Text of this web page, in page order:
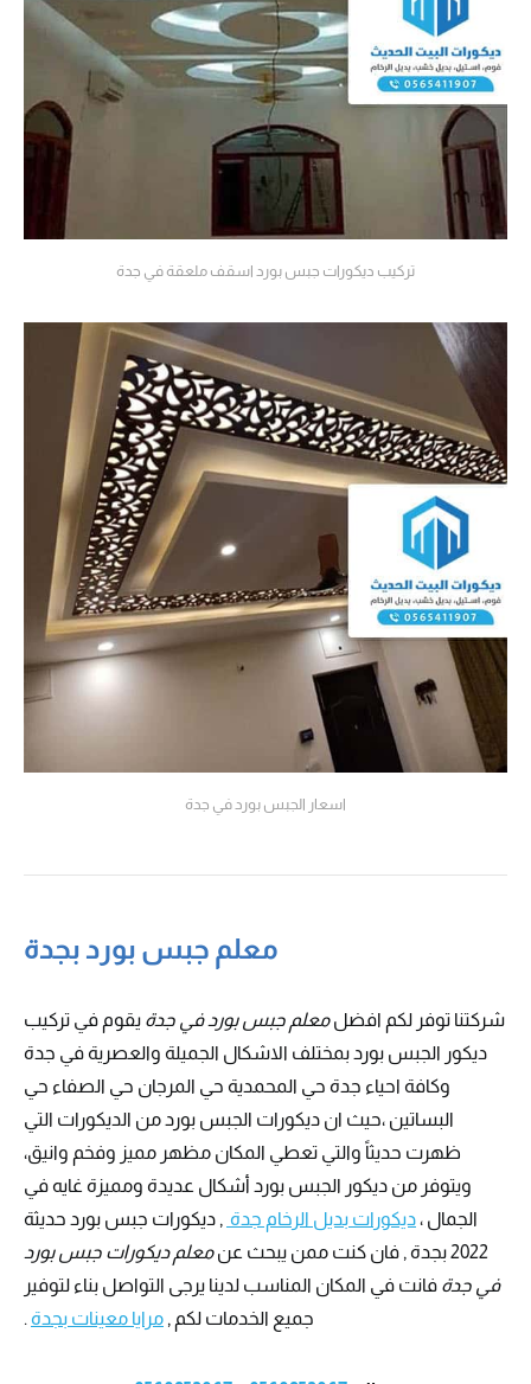
تركيب ديكورات جبس بورد اسقف ملعقة في جدة
اسعار الجبس بورد في جدة
معلم جبس بورد بجدة
شركتنا توفر لكم افضلمعلم جبس بورد في جدة يقوم في تركيب
ديكور الجبس بورد بمختلف الاشكال الجميلة والعصرية في جدة
وكافة احياء جدة حي المحمدية حي المرجان حي الصفاء حي
البساتين ،حيث ان ديكورات الجبس بورد من الديكورات التي
ظهرت حديثاً والتي تعطي المكان مظهر مميز وفخم وانيق،
ويتوفر من ديكور الجبس بورد أشكال عديدة ومميزة غايه في
الجمال ،ديكورات بديل الرخام جدة , ديكورات جبس بورد حديثة
2022 بجدة , فان كنت ممن يبحث عن
معلم ديكورات جبس بورد
في جدة فانت في المكان المناسب لدينا يرجى التواصل بناء لتوفير
جميع الخدمات لكم , مرايا معينات بجدة .